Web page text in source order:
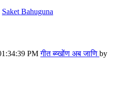
Saket Bahuguna
PMगीत ब्य्खोंण अब जाणि by